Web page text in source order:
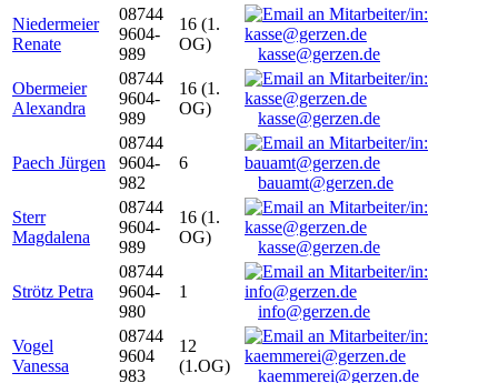
Niedermeier
Renate
08744
9604-
989
16 (1.
OG)
kasse@gerzen.de
Obermeier
Alexandra
08744
9604-
989
16 (1.
OG)
kasse@gerzen.de
Paech Jürgen
08744
9604-
982
6
bauamt@gerzen.de
Sterr
Magdalena
08744
9604-
989
16 (1.
OG)
kasse@gerzen.de
Strötz Petra
08744
9604-
980
1
info@gerzen.de
Vogel
Vanessa
08744
9604
983
12
(1.OG)
kaemmerei@gerzen.de